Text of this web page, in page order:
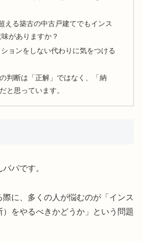
える築古の中古戸建てでもインス
がありますか？
ョンをしない代わりに気をつける
判断は「正解」ではなく、「納
と思っています。
パです。
に、多くの人が悩むのが「インス
をやるべきかどうか」という問題